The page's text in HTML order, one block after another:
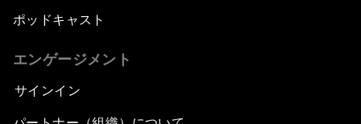
ポッドキャスト
エンゲージメント
サインイン